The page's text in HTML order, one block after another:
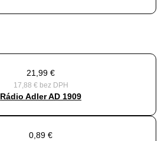
21,99 €
17,88 €bez DPH
Rádio Adler AD 1909
0,89 €